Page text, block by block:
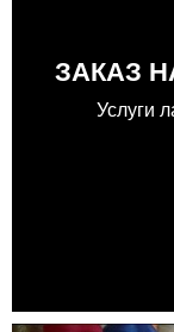
ЗАКАЗ
Услуги